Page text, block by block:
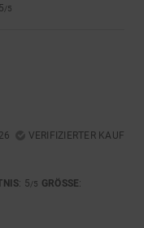
/5
VERIFIZIERTER KAUF
: 5/5 GRÖSSE :